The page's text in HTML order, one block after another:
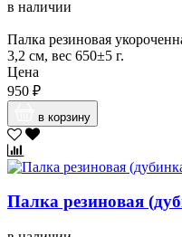
в наличии
Палка резиновая
3,2 см, вес 650±5 г.
Цена
950 ₽
в корзину
Палка резиновая